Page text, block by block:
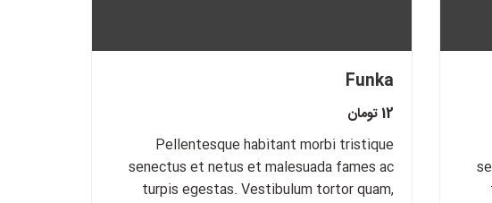
Funka
12تومان
Pellentesque habitant morbi tristique
senectus et netus et malesuada fames ac
turpis egestas. Vestibulum tortor quam,